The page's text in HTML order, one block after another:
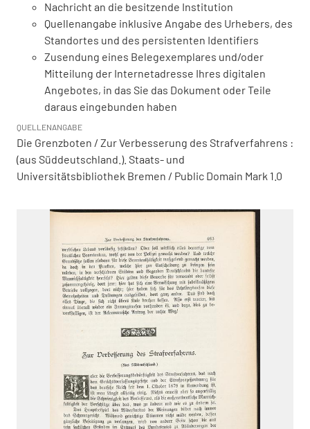
Nachricht an die besitzende Institution
Quellenangabe inklusive Angabe des Urhebers, des
Standortes und des persistenten Identifiers
Zusendung eines Belegexemplares und/oder
Mitteilung der Internetadresse Ihres digitalen
Angebotes, in das Sie das Dokument oder Teile
daraus eingebunden haben
QUELLENANGABE
Die Grenzboten / Zur Verbesserung des Strafverfahrens :
(aus Süddeutschland.). Staats- und
Universitätsbibliothek Bremen / Public Domain Mark 1.0